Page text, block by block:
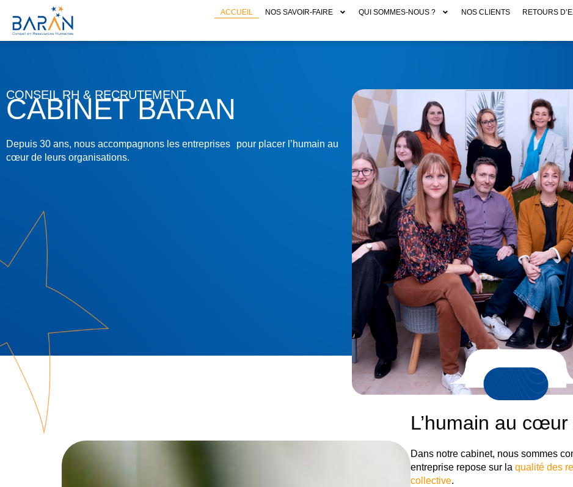
ACCUEIL NOS SAVOIR-FAIRE QUI SOMMES-NOUS ? NOS CLIENTS RETOURS
CONSEIL RH & RECRUTEMENT
CABINETBARAN
Depuis 30 ans, nous accompagnons les entreprises pour placer l’humain au
cœur de leurs organisations.
L’humain au cœur
Dans notre cabinet, nous sommes
entreprise repose sur la qualité des
collective.